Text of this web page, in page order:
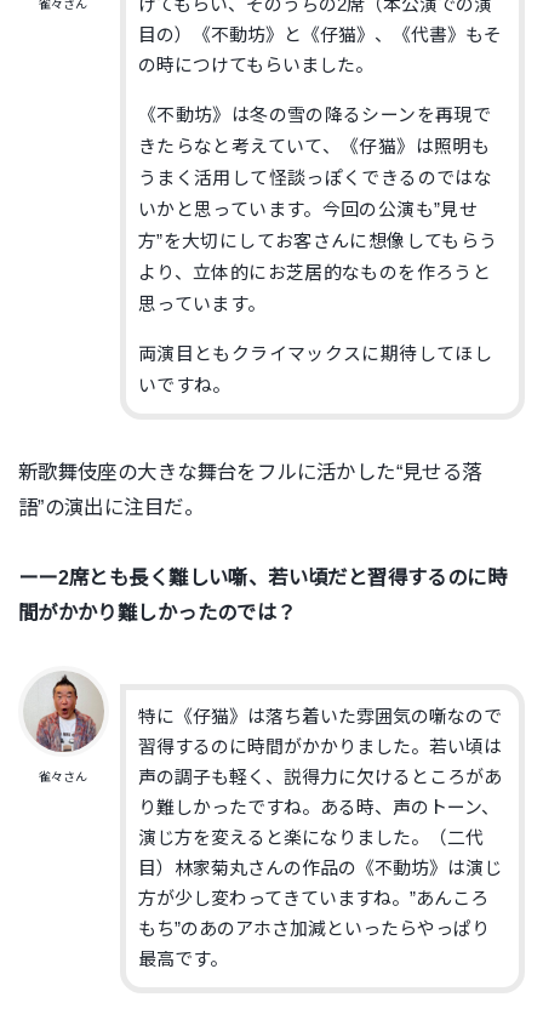
雀々さん
けてもらい、そのうちの2席（本公演での演
目の）《不動坊》と《仔猫》、《代書》もそ
の時につけてもらいました。
《不動坊》は冬の雪の降るシーンを再現で
きたらなと考えていて、《仔猫》は照明も
うまく活用して怪談っぽくできるのではな
いかと思っています。今回の公演も”見せ
方”を大切にしてお客さんに想像してもらう
より、立体的にお芝居的なものを作ろうと
思っています。
両演目ともクライマックスに期待してほし
いですね。
新歌舞伎座の大きな舞台をフルに活かした“見せる落
語”の演出に注目だ。
ーー2席とも長く難しい噺、若い頃だと習得するのに時
間がかかり難しかったのでは？
雀々さん
特に《仔猫》は落ち着いた雰囲気の噺なので
習得するのに時間がかかりました。若い頃は
声の調子も軽く、説得力に欠けるところがあ
り難しかったですね。ある時、声のトーン、
演じ方を変えると楽になりました。（二代
目）林家菊丸さんの作品の《不動坊》は演じ
方が少し変わってきていますね。”あんころ
もち”のあのアホさ加減といったらやっぱり
最高です。